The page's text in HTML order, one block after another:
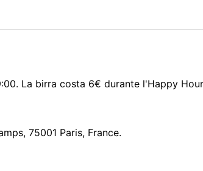
La birra costa 6€ durante l'Happy
75001 Paris, France.